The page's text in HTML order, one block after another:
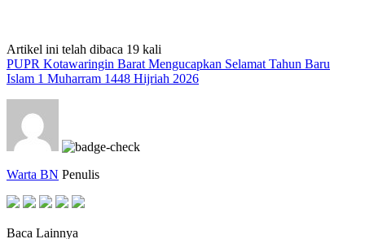
Artikel ini telah dibaca 19 kali
PUPR Kotawaringin Barat Mengucapkan Selamat Tahun Baru
Islam 1 Muharram 1448 Hijriah 2026
Warta BN Penulis
Baca Lainnya